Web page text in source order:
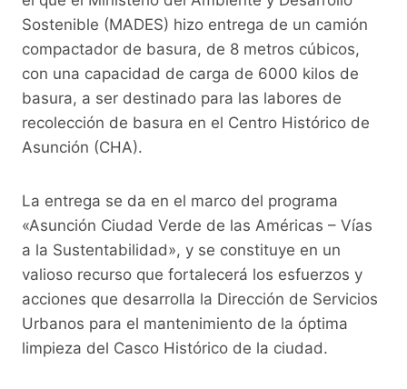
o
k
p k
Sostenible (MADES) hizo entrega de un camión
compactador de basura, de 8 metros cúbicos,
con una capacidad de carga de 6000 kilos de
basura, a ser destinado para las labores de
recolección de basura en el Centro Histórico de
Asunción (CHA).
La entrega se da en el marco del programa
«Asunción Ciudad Verde de las Américas – Vías
a la Sustentabilidad», y se constituye en un
valioso recurso que fortalecerá los esfuerzos y
acciones que desarrolla la Dirección de Servicios
Urbanos para el mantenimiento de la óptima
limpieza del Casco Histórico de la ciudad.